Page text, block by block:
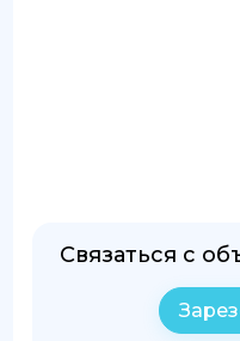
Связаться с